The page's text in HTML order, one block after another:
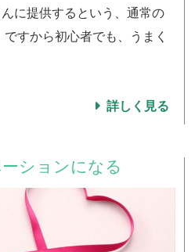
に提供するという、通常の
すから初心者でも、うまく
詳しく見る
ションになる